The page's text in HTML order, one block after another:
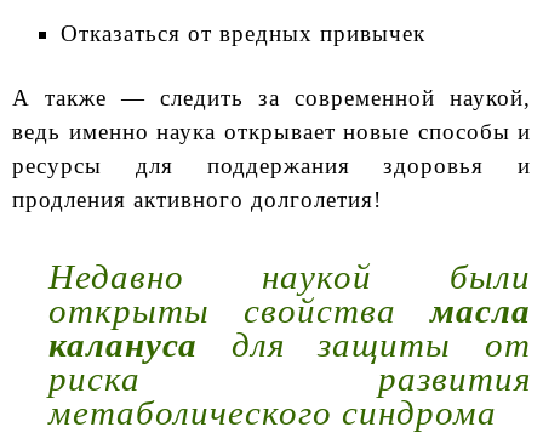
Отказаться от вредных привычек
А также — следить за современной наукой,
ведь именно наука открывает новые способы и
ресурсы для поддержания здоровья и
продления активного долголетия!
Недавно наукой были
открыты свойствамасла
калануса для защиты от
риска развития
метаболического синдрома